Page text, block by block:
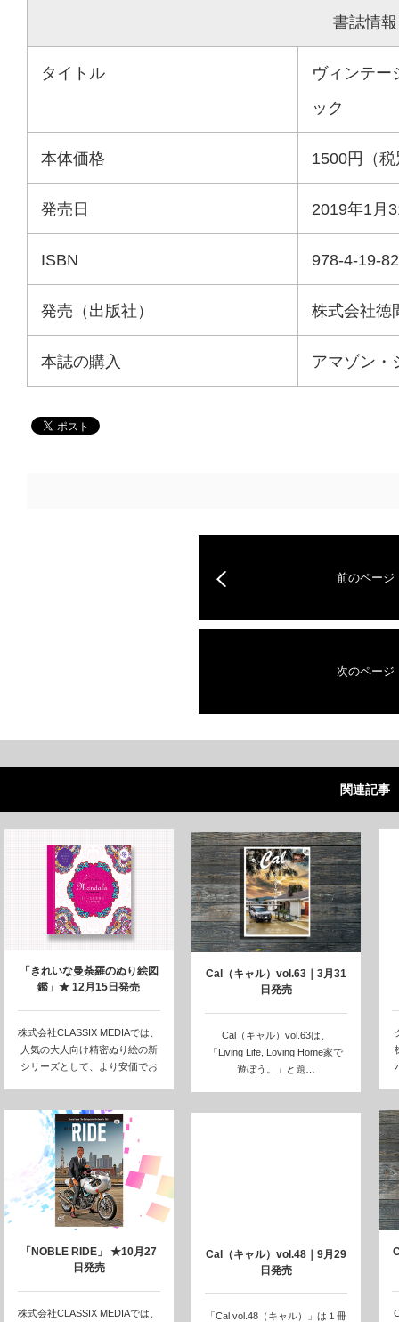
書誌情報
タイトル
ヴィンテー
ック
本体価格 1500円（
発売日 2019年1月
ISBN 978-4-19-
発売（出版社） 株式会社徳
本誌の購入 アマゾン・
前のページ
次のページ
関連記事
「きれいな曼荼羅のぬり絵図
鑑」★ 12月15日発売
株式会社CLASSIX MEDIAでは、
人気の大人向け精密ぬり絵の新
シリーズとして、より安価でお
Cal（キャル）vol.63｜3月31
日発売
Cal（キャル）vol.63は、
「Living Life, Loving Home家で
遊ぼう。」と題…
「NOBLE RIDE」 ★10月27
日発売
株式会社CLASSIX MEDIAでは、
Cal（キャル）vol.48｜9月29
日発売
「Cal vol.48（キャル）」は１冊